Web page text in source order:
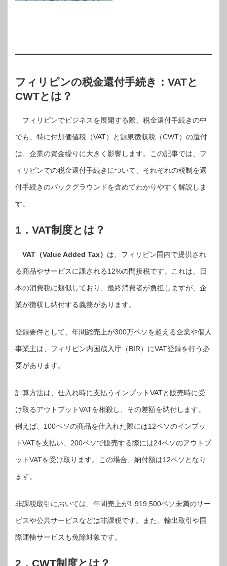
フィリピンの税金還付手続き：VATと
CWTとは？
フィリピンでビジネスを展開する際、税金還付手続きの中
でも、特に付加価値税（VAT）と源泉徴収税（CWT）の還付
は、企業の資金繰りに大きく影響します。この記事では、フ
ィリピンでの税金還付手続きについて、それぞれの税制を還
付手続きのバックグラウンドを含めてわかりやすく解説しま
す。
1．VAT制度とは？
VAT（Value Added Tax） は、フィリピン国内で提供され
る商品やサービスに課される12%の間接税です。これは、日
本の消費税に類似しており、最終消費者が負担しますが、企
業が徴収し納付する義務があります。
登録要件として、年間総売上が300万ペソを超える企業や個人
事業主は、フィリピン内国歳入庁（BIR）にVAT登録を行う必
要があります。
計算方法は、仕入れ時に支払うインプットVATと販売時に受
け取るアウトプットVATを相殺し、その差額を納付します。
例えば、100ペソの商品を仕入れた際には12ペソのインプッ
トVATを支払い、200ペソで販売する際には24ペソのアウトプ
ットVATを受け取ります。この場合、納付額は12ペソとなり
ます。
非課税取引においては、年間売上が1,919,500ペソ未満のサー
ビスや公共サービスなどは非課税です。また、輸出取引や国
際運輸サービスも免除対象です。
2．CWT制度とは？